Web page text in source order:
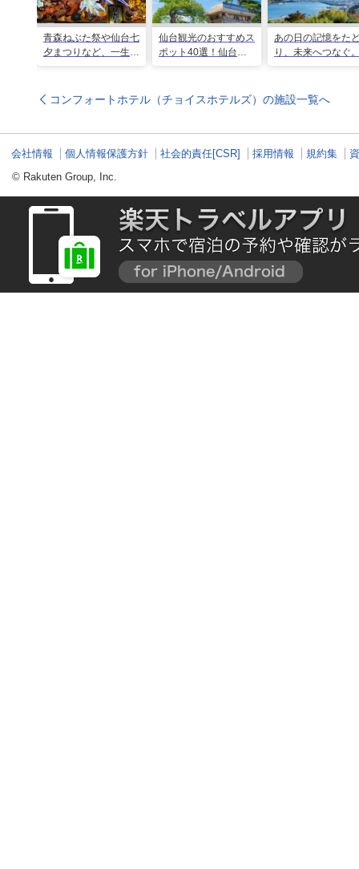
青森ねぶた祭や仙台七
夕まつりなど、一生に
仙台観光のおすすめス
ポット40選！仙台旅
あの日の記憶をた
り、未来へつなぐ
コンフォートホテル（チョイスホテルズ）の施設一覧へ
会社情報 個人情報保護方針 社会的責任[CSR] 採用情報 規約集
© Rakuten Group, Inc.